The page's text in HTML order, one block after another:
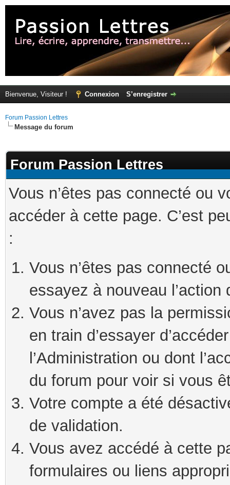
Bienvenue, Visiteur ! Connexion S’enregistrer
Forum Passion Lettres
Message du forum
Forum Passion Lettres
Vous n’êtes pas connecté ou
accéder à cette page. C’est
:
Vous n’êtes pas connecté
essayez à nouveau
Vous n’avez pas la
en train d’essayer
l’Administration ou dont
du forum pour voir si vous
Votre compte a été
de validation.
Vous avez accédé à cette
formulaires ou liens